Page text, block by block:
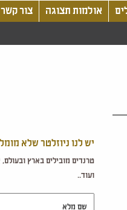
אולמות תצוגה צור קשר
יש לנו ניוזלטר שלא
טרנדים מובילים בארץ
ועוד..